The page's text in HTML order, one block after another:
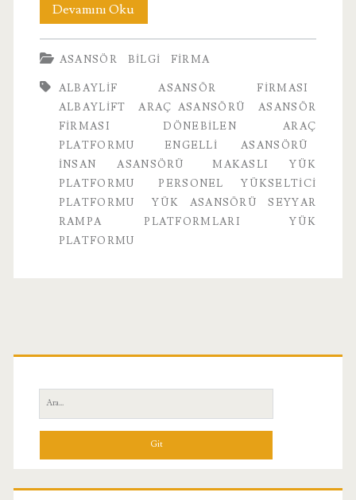
Devamını OkuAlbaylif
Asansör
Firması
ASANSÖR BILGI FIRMA
ALBAYLIF ASANSÖR FIRMASI
ALBAYLIFT
ARAÇ ASANSÖRÜ
ASANSÖR
FIRMASI
DÖNEBILEN ARAÇ
PLATFORMU
ENGELLI ASANSÖRÜ
INSAN ASANSÖRÜ
MAKASLI YÜK
PLATFORMU
PERSONEL YÜKSELTICI
PLATFORMU
YÜK ASANSÖRÜ SEYYAR
RAMPA PLATFORMLARI
YÜK
PLATFORMU
Birincil
Yan
Menü
Ara: